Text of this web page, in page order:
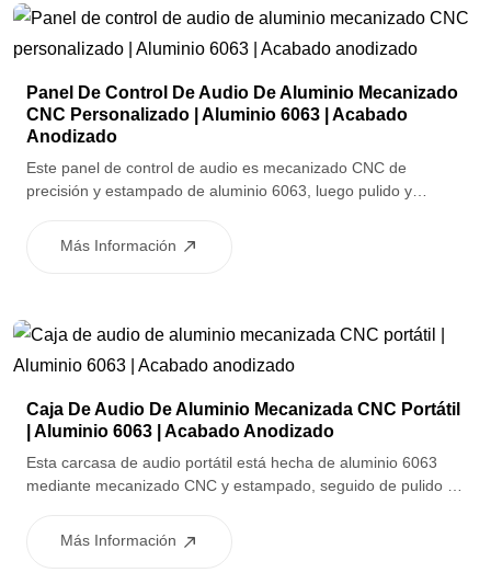
Panel De Control De Audio De Aluminio Mecanizado
CNC Personalizado | Aluminio 6063 | Acabado
Anodizado
Este panel de control de audio es mecanizado CNC de
precisión y estampado de aluminio 6063, luego pulido y
acabado anodizado garantiza la resistencia a la corrosión y
Más Información
Caja De Audio De Aluminio Mecanizada CNC Portátil
| Aluminio 6063 | Acabado Anodizado
Esta carcasa de audio portátil está hecha de aluminio 6063
mediante mecanizado CNC y estampado, seguido de pulido y
acabado anodizado proporciona una excelente resistencia a la
Más Información